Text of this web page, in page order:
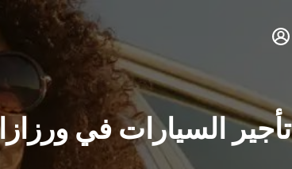
تأجير السيارات في